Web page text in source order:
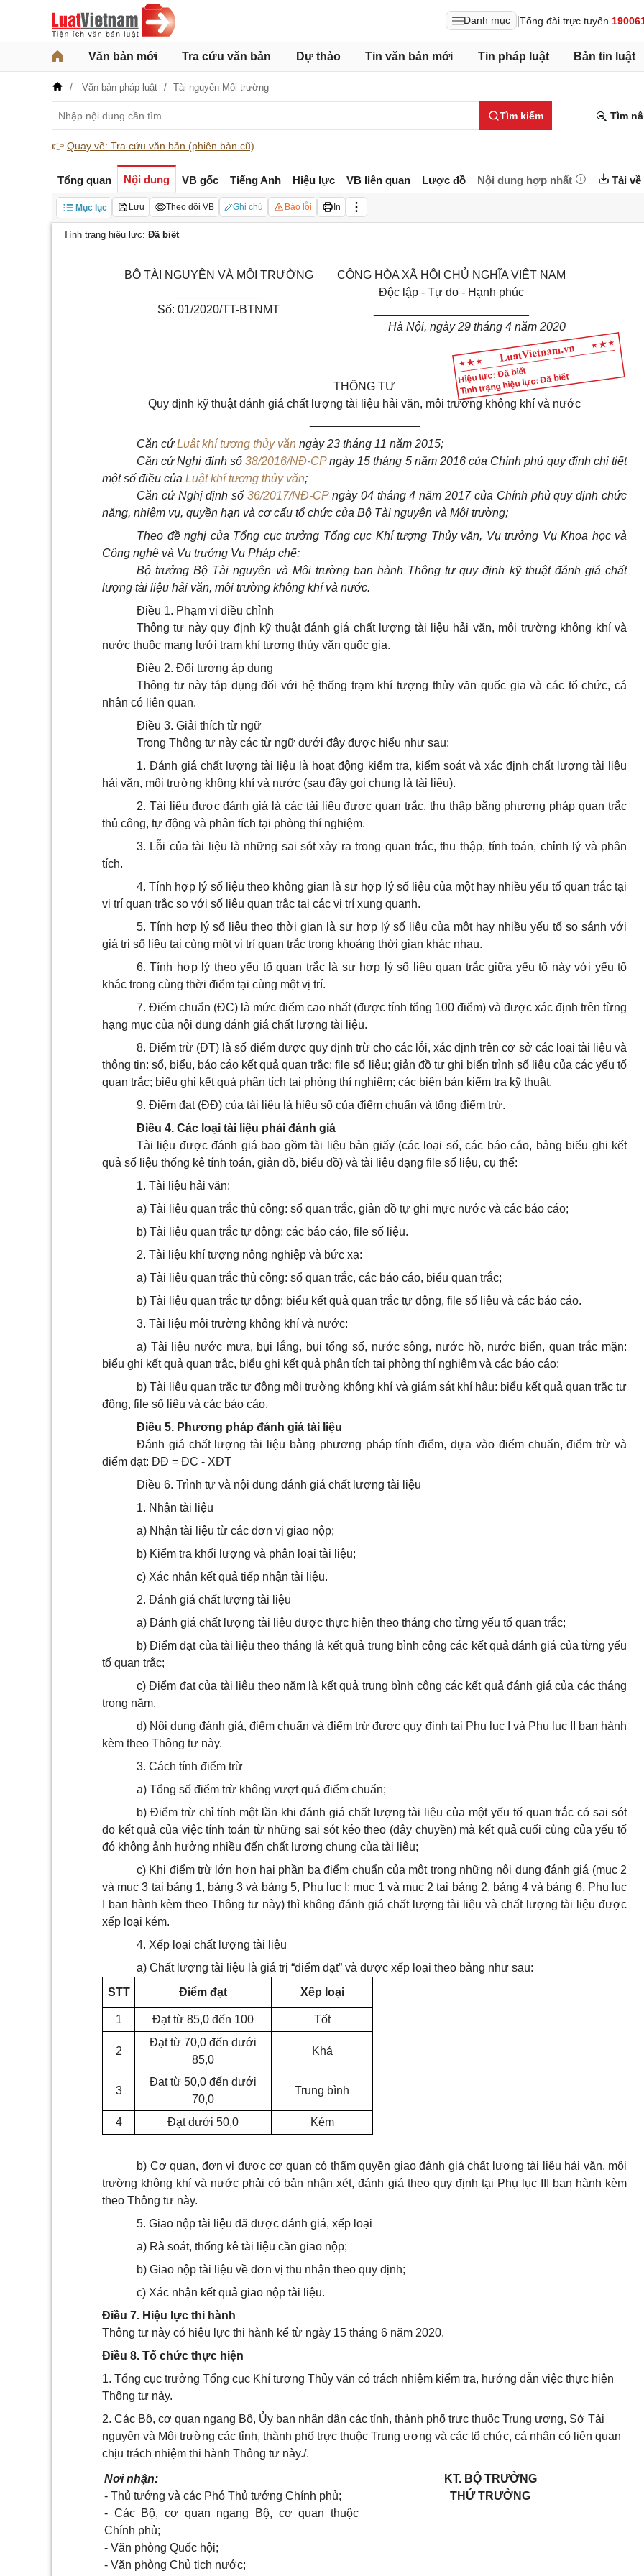
Danh mục Tổng đài trực tuyến
Văn bản mới Tra cứu văn bản Dự thảo Tin văn bản mới Tin pháp luật Bản tin luật
Văn bản pháp luật Tài nguyên-Môi trường
Tìm kiếm Tìm
👉 Quay về: Tra cứu văn bản (phiên bản cũ)
Tổng quan Nội dung VB gốc Tiếng Anh Hiệu lực VB liên quan Lược đồ Nội dung hợp nhất Tải về
Mục lục Lưu Theo dõi VB Ghi chú Báo lỗi In
Tình trạng hiệu lực: Đã biết
Hiệu lực: Đã biết
Tình trạng hiệu lực: Đã biết
BỘTÀI NGUYÊN VÀ MÔI TRƯỜNG
Số: 01/2020/TT-BTNMT
CỘNG HÒA XÃ HỘI CHỦ NGHĨA VIỆT NAM
Độc lập - Tự do - Hạnh phúc
Hà Nội, ngày 29 tháng 4 năm 2020
THÔNG TƯ
Quy định kỹ thuật đánh giá chất lượng tài liệu hải văn, môi trường không khí và nước
Căn cứLuật khí tượng thủy văn ngày 23 tháng 11 năm 2015;
Căn cứ Nghị định số 38/2016/NĐ-CPngày 15 tháng 5 năm 2016 của Chính phủ quy định chi tiết
mộtsố điều của Luật khí tượng thủy văn;
Căn cứ Nghị định số36/2017/NĐ-CPngày 04 tháng 4 năm 2017 của Chính phủ quy định chức
năng, nhiệm vụ, quyền hạn và cơ cấu tổ chức của Bộ Tài nguyên và Môi trường;
Theo đề nghị của Tổng cục trưởng Tổng cục Khí tượng Thủy văn, Vụ trưởng Vụ Khoa học và
Công nghệ và Vụ trưởng Vụ Pháp chế;
Bộ trưởng Bộ Tài nguyên và Môi trường ban hành Thông tư quy định kỹ thuật đánh giá chất
lượng tài liệu hải văn, môi trường không khí và nước.
Điều 1. Phạm vi điều chỉnh
Thông tư này quy định kỹ thuật đánh giá chất lượng tài liệu hải văn, môi trường không khí và
nước thuộc mạng lưới trạm khí tượng thủy văn quốc gia.
Điều 2. Đối tượng áp dụng
Thông tư này táp dụng đối với hệ thống trạm khí tượng thủy văn quốc gia và các tổ chức, cá
nhân có liên quan.
Điều 3. Giải thích từ ngữ
Trong Thông tư này các từ ngữ dưới đây được hiểu như sau:
1. Đánh giá chất lượng tài liệu là hoạt động kiểm tra, kiểm soát và xác định chất lượng tài liệu
hải văn, môi trường không khí và nước (sau đây gọi chung là tài liệu).
2. Tài liệu được đánh giá là các tài liệu được quan trắc, thu thập bằng phương pháp quan trắc
thủ công, tự động và phân tích tại phòng thí nghiệm.
3. Lỗi của tài liệu là những sai sót xảy ra trong quan trắc, thu thập, tính toán, chỉnh lý và phân
tích.
4. Tính hợp lý số liệu theo không gian là sư hợp lý số liệu của một hay nhiềuyếu tố quan trắc tại
vị trí quan trắc so với số liệu quan trắc tại các vị trí xung quanh.
5. Tính hợp lý số liệu theo thời gian là sự hợp lý số liệu của một hay nhiều yếu tố so sánh với
giá trị số liệu tại cùng một vị trí quan trắc trong khoảng thời gian khác nhau.
6. Tính hợp lý theo yếu tố quan trắc là sự hợp lý số liệu quan trắc giữa yếu tố này với yếu tố
khác trong cùng thời điểm tại cùng một vị trí.
7. Điểm chuẩn (ĐC) là mức điểm cao nhất (được tính tổng 100 điểm) và được xác định trên từng
hạng mục của nội dung đánh giá chất lượng tài liệu.
8. Điểm trừ (ĐT) là số điểm được quy định trừ cho các lỗi, xác định trên cơ sở các loại tài liệu và
thông tin: sổ, biểu, báo cáo kết quả quan trắc; file số liệu; giản đồ tự ghi biến trình số liệu của các yếu tố
quan trắc; biểu ghi kết quả phân tích tại phòng thí nghiệm; các biên bản kiểm tra kỹ thuật.
9. Điểm đạt (ĐĐ) của tài liệu là hiệu số của điểm chuẩn và tổng điểm trừ.
Điều 4. Các loại tài liệu phải đánh giá
Tài liệu được đánh giá bao gồm tài liệu bản giấy (các loại sổ, các báo cáo, bảng biểu ghi kết
quả số liệu thống kê tính toán, giản đồ, biểu đồ) và tài liệu dạng file số liệu, cụ thể:
1. Tài liệu hải văn:
a) Tài liệu quan trắc thủ công: sổ quan trắc, giản đồ tự ghi mực nước và các báo cáo;
b) Tài liệu quan trắc tự động: các báo cáo, file số liệu.
2. Tài liệu khí tượng nông nghiệp và bức xạ:
a) Tài liệu quan trắc thủ công: sổ quan trắc, các báo cáo, biểu quan trắc;
b) Tài liệu quan trắc tự động: biểu kết quả quan trắc tự động, file số liệu và các báo cáo.
3. Tài liệu môi trường không khí và nước:
a) Tài liệu nước mưa, bụi lắng, bụi tổng số, nước sông, nước hồ, nước biển, quan trắc mặn:
biểu ghi kết quả quan trắc, biểu ghi kết quả phân tích tại phòng thí nghiệm và các báo cáo;
b) Tài liệu quan trắc tự động môi trường không khí và giám sát khí hậu: biểu kết quả quan trắc tự
động, file số liệu và các báo cáo.
Điều 5. Phương pháp đánh giá tài liệu
Đánh giá chất lượng tài liệu bằng phương pháp tính điểm, dựa vào điểm chuẩn, điểm trừ và
điểm đạt: ĐĐ = ĐC - XĐT
Điều 6. Trình tự và nội dung đánh giá chất lượng tài liệu
1. Nhận tài liệu
a) Nhận tài liệu từ các đơn vị giao nộp;
b) Kiểm tra khối lượng và phân loại tài liệu;
c) Xác nhận kết quả tiếp nhận tài liệu.
2. Đánh giá chất lượng tài liệu
a) Đánh giá chất lượng tài liệu được thực hiện theo tháng cho từng yếu tố quan trắc;
b) Điểm đạt của tài liệu theo tháng là kết quả trung bình cộng các kết quả đánh giá của từng yếu
tố quan trắc;
c) Điểm đạt của tài liệu theo năm là kết quả trung bình cộng các kết quả đánh giá của các tháng
trong năm.
d) Nội dung đánh giá, điểm chuẩn và điểm trừ được quy định tại Phụ lục I và Phụ lục II ban hành
kèm theo Thông tư này.
3. Cách tính điểm trừ
a) Tổng số điểm trừ không vượt quá điểm chuẩn;
b) Điểm trừ chỉ tính một lần khi đánh giá chất lượng tài liệu của một yếu tố quan trắc có sai sót
do kết quả của việc tính toán từ những sai sót kéo theo (dây chuyền) mà kết quả cuối cùng của yếu tố
đó không ảnh hưởng nhiều đến chất lượng chung của tài liệu;
c) Khi điểm trừ lớn hơn hai phần ba điểm chuẩn của một trong những nội dung đánh giá (mục 2
và mục 3 tại bảng 1, bảng 3 và bảng 5, Phụ lục I; mục 1 và mục 2 tại bảng 2, bảng 4 và bảng 6, Phụ lục
I ban hành kèm theo Thông tư này) thì không đánh giá chất lượng tài liệu và chất lượng tài liệu được
xếp loại kém.
4. Xếp loại chất lượng tài liệu
a) Chất lượng tài liệu là giá trị “điểm đạt” và được xếp loại theo bảng như sau:
STT
Điểm đạt Xếp loại
1 Đạt từ 85,0 đến 100 Tốt
2
Đạt từ 70,0 đến dưới
85,0
Khá
3
Đạt từ 50,0 đến dưới
70,0
Trung bình
4 Đạt dưới 50,0 Kém
b) Cơ quan, đơn vị được cơ quan có thẩm quyền giao đánh giá chất lượng tài liệu hải văn, môi
trường không khí và nước phải có bản nhận xét, đánh giá theo quy định tại Phụ lục
ban hành kèm
theo Thông tư này.
5. Giao nộp tài liệu đã được đánh giá, xếp loại
a) Rà soát, thống kê tài liệu cần giao nộp;
b) Giao nộp tài liệu về đơn vị thu nhận theo quy định;
c) Xác nhận kết quả giao nộp tài liệu.
Điều 7. Hiệu lực thi hành
Thông tư này có hiệu lực thi hành kể từ ngày 15 tháng 6 năm 2020.
Điều 8. Tổ chức thực hiện
1. Tổng cục trưởng Tổng cục Khí tượng Thủy văn có trách nhiệm kiểm tra, hướng dẫn việc thực hiện
Thông tư này.
2. Các Bộ, cơ quan ngang Bộ, Ủy ban nhân dân các tỉnh, thành phố trực thuộc Trung ương, Sở Tài
nguyên và Môi trường các tỉnh, thành phố trực thuộc Trung ương và các tổ chức, cá nhân có liên quan
chịu trách nhiệm thi hành Thông tư này./.
Nơinhận:
- Thủ tướng và các Phó Thủ tướng Chính phủ;
- Các Bộ, cơ quan ngang Bộ, cơ quan thuộc
Chính phủ;
- Văn phòng Quốc hội;
- Văn phòng Chủ tịch nước;
KT. BỘ TRƯỞNG
THỨ TRƯỞNG